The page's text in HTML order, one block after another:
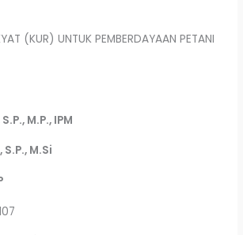
(KUR) UNTUK PEMBERDAYAAN PETANI
M.P., IPM
M.Si